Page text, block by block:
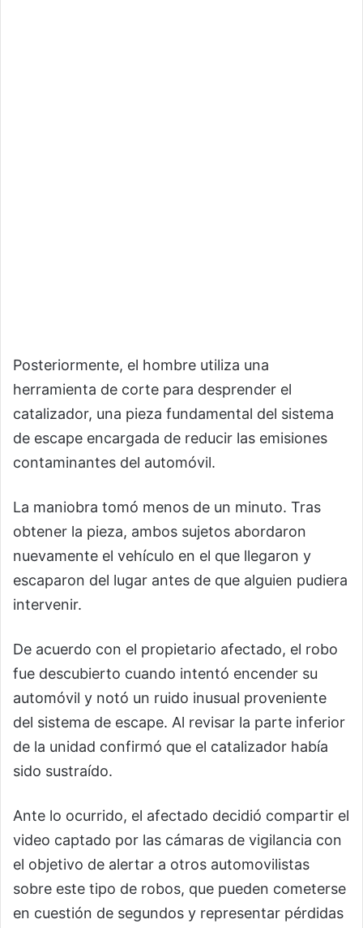
Posteriormente, el hombre utiliza una
herramienta de corte para desprender el
catalizador, una pieza fundamental del sistema
de escape encargada de reducir las emisiones
contaminantes del automóvil.
La maniobra tomó menos de un minuto. Tras
obtener la pieza, ambos sujetos abordaron
nuevamente el vehículo en el que llegaron y
escaparon del lugar antes de que alguien pudiera
intervenir.
De acuerdo con el propietario afectado, el robo
fue descubierto cuando intentó encender su
automóvil y notó un ruido inusual proveniente
del sistema de escape. Al revisar la parte inferior
de la unidad confirmó que el catalizador había
sido sustraído.
Ante lo ocurrido, el afectado decidió compartir el
video captado por las cámaras de vigilancia con
el objetivo de alertar a otros automovilistas
sobre este tipo de robos, que pueden cometerse
en cuestión de segundos y representar pérdidas